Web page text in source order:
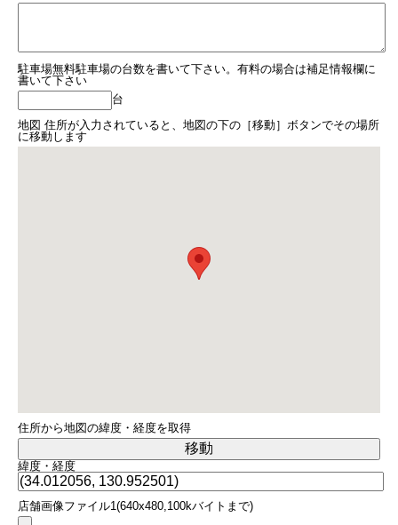
駐車場無料駐車場の台数を書いて下さい。有料の場合は補足情報欄に
書いて下さい
台
地図 住所が入力されていると、地図の下の［移動］ボタンでその場所
に移動します
住所から地図の緯度・経度を取得
緯度・経度
店舗画像ファイル1(640x480,100kバイトまで)